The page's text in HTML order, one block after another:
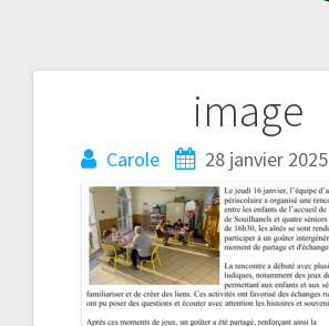
image
Carole 28 janvier 2025
Navigation
l’article